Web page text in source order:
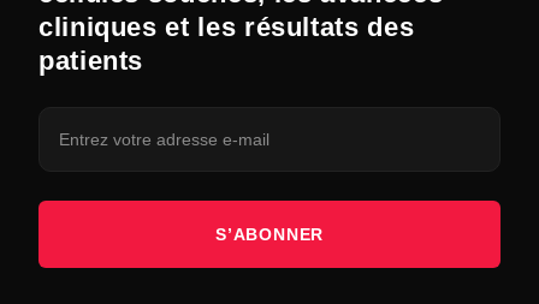
cliniques et les résultats des
patients
S’ABONNER